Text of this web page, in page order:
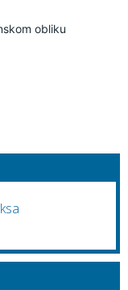
obliku